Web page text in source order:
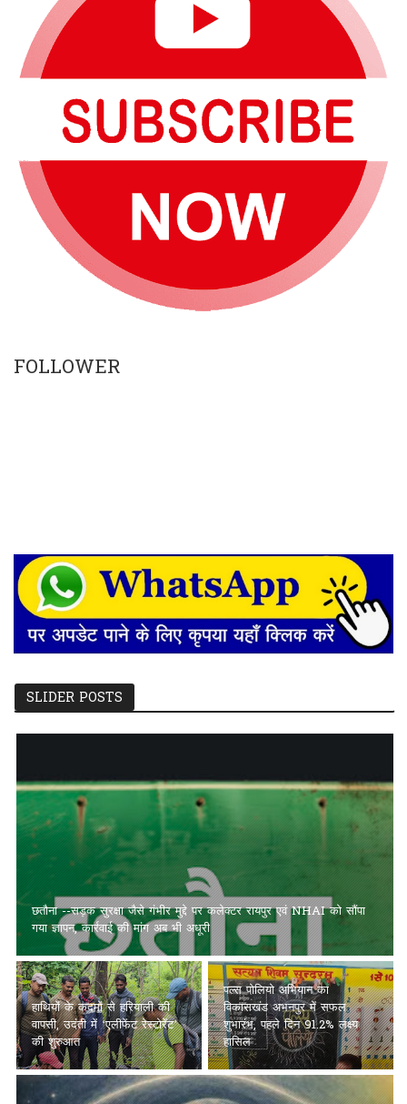
FOLLOWER
SLIDER POSTS
छतौना --सड़क सुरक्षा जैसे गंभीर मुद्दे पर कलेक्टर रायपुर एवं NHAI को सौंपा
गया ज्ञापन, कार्रवाई की मांग अब भी अधूरी
हाथियों के कदमों से हरियाली की
वापसी, उदंती में ‘एलीफेंट रेस्टोरेंट’
की शुरुआत
पल्स पोलियो अभियान का
विकासखंड अभनपुर में सफल
शुभारंभ, पहले दिन 91.2% लक्ष्य
हासिल